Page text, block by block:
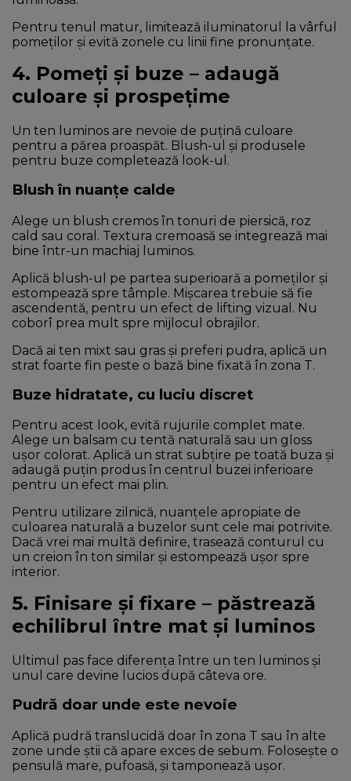
Pentru tenul matur, limitează iluminatorul la vârful
pomeților și evită zonele cu linii fine pronunțate.
4. Pomeți și buze – adaugă
culoare și prospețime
Un ten luminos are nevoie de puțină culoare
pentru a părea proaspăt. Blush-ul și produsele
pentru buze completează look-ul.
Blush în nuanțe calde
Alege un blush cremos în tonuri de piersică, roz
cald sau coral. Textura cremoasă se integrează mai
bine într-un machiaj luminos.
Aplică blush-ul pe partea superioară a pomeților și
estompează spre tâmple. Mișcarea trebuie să fie
ascendentă, pentru un efect de lifting vizual. Nu
coborî prea mult spre mijlocul obrajilor.
Dacă ai ten mixt sau gras și preferi pudra, aplică un
strat foarte fin peste o bază bine fixată în zona T.
Buze hidratate, cu luciu discret
Pentru acest look, evită rujurile complet mate.
Alege un balsam cu tentă naturală sau un gloss
ușor colorat. Aplică un strat subțire pe toată buza și
adaugă puțin produs în centrul buzei inferioare
pentru un efect mai plin.
Pentru utilizare zilnică, nuanțele apropiate de
culoarea naturală a buzelor sunt cele mai potrivite.
Dacă vrei mai multă definire, trasează conturul cu
un creion în ton similar și estompează ușor spre
interior.
5. Finisare și fixare – păstrează
echilibrul între mat și luminos
Ultimul pas face diferența între un ten luminos și
unul care devine lucios după câteva ore.
Pudră doar unde este nevoie
Aplică pudră translucidă doar în zona T sau în alte
zone unde știi că apare exces de sebum. Folosește o
pensulă mare, pufoasă, și tamponează ușor.